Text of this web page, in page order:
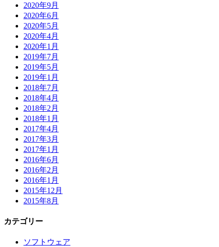
2020年9月
2020年6月
2020年5月
2020年4月
2020年1月
2019年7月
2019年5月
2019年1月
2018年7月
2018年4月
2018年2月
2018年1月
2017年4月
2017年3月
2017年1月
2016年6月
2016年2月
2016年1月
2015年12月
2015年8月
カテゴリー
ソフトウェア